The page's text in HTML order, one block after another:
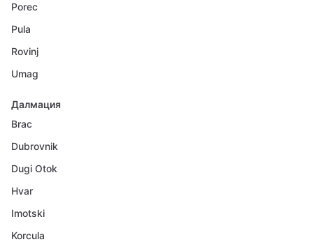
Porec
Pula
Rovinj
Umag
Далмация
Brac
Dubrovnik
Dugi Otok
Hvar
Imotski
Korcula